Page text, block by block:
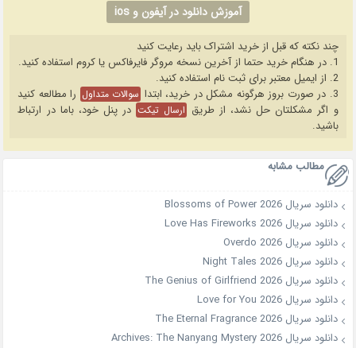
آموزش دانلود در آیفون و ios
چند نکته که قبل از خرید اشتراک باید رعایت کنید
1. در هنگام خرید حتما از آخرین نسخه مروگر فایرفاکس یا کروم استفاده کنید.
2. از ایمیل معتبر برای ثبت نام استفاده کنید.
3. در صورت بروز هرگونه مشکل در خرید، ابتدا
سوالات متداول را مطالعه کنید
و اگر مشکلتان حل نشد، از طریق ارسال تیکت در پنل خود، باما در ارتباط
باشید.
مطالب مشابه
دانلود سریال Blossoms of Power 2026
دانلود سریال Love Has Fireworks 2026
دانلود سریال Overdo 2026
دانلود سریال Night Tales 2026
دانلود سریال The Genius of Girlfriend 2026
دانلود سریال Love for You 2026
دانلود سریال The Eternal Fragrance 2026
دانلود سریال Archives: The Nanyang Mystery 2026